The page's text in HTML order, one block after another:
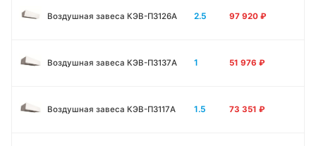
Воздушная завеса КЭВ-П3126A 2.5 97 920 ₽
Воздушная завеса КЭВ-П3137A 1 51 976 ₽
Воздушная завеса КЭВ-П3117A 1.5 73 351 ₽